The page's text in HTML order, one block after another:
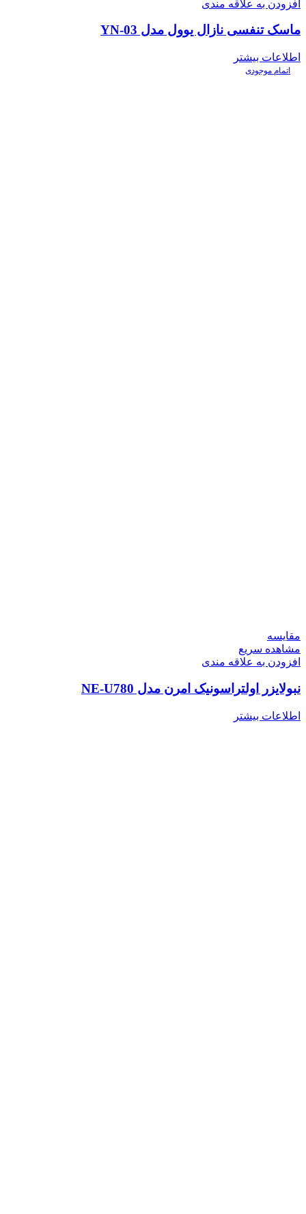
افزودن به علاقه مندی
ماسک تنفسی نازال یوول مدل YN-03
اطلاعات بیشتر
اتمام موجودی
مقایسه
مشاهده سریع
افزودن به علاقه مندی
نبولایزر اولتراسونیک امرن مدل NE-U780
اطلاعات بیشتر